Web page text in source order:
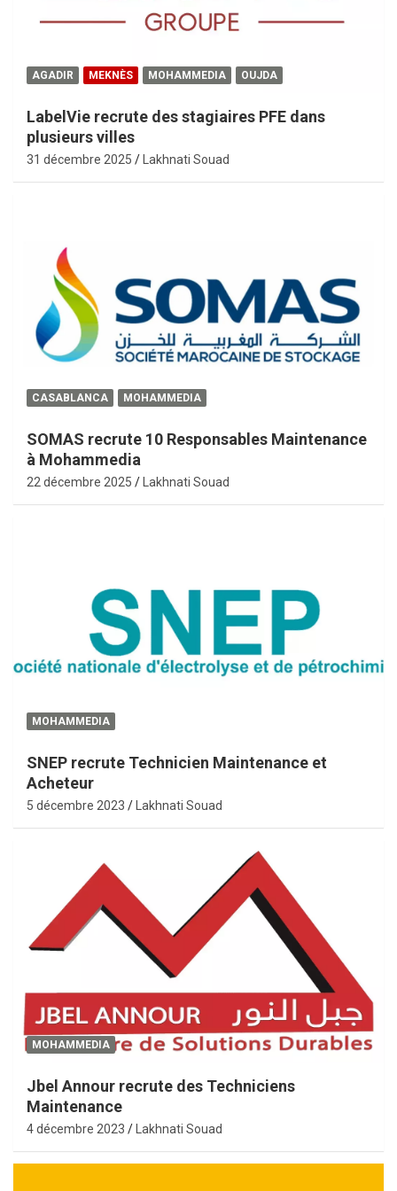
AGADIR MEKNÈS MOHAMMEDIA OUJDA
LabelVie recrute des stagiaires PFE dans
plusieurs villes
31 décembre 2025 Lakhnati Souad
CASABLANCA MOHAMMEDIA
SOMAS recrute 10 Responsables Maintenance
à Mohammedia
22 décembre 2025 Lakhnati Souad
MOHAMMEDIA
SNEP recrute Technicien Maintenance et
Acheteur
5 décembre 2023 Lakhnati Souad
MOHAMMEDIA
Jbel Annour recrute des Techniciens
Maintenance
4 décembre 2023 Lakhnati Souad